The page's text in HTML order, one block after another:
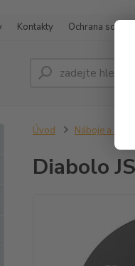
Kontakty Ochrana
Úvod Náboje a
Diabolo